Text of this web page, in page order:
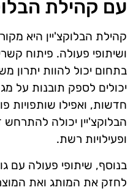
עם קהילת
קהילת הבלוקצ'יין היא
ושיתופי פעולה. פיתוח
בתחום יכול להוות יתרון
יכולים לספק תובנות על
חדשות, ואפילו שותפויות
הבלוקצ'יין יכולה להתרחש
ופעילויות רשת.
בנוסף, שיתופי פעולה עם
לחזק את המותג ואת